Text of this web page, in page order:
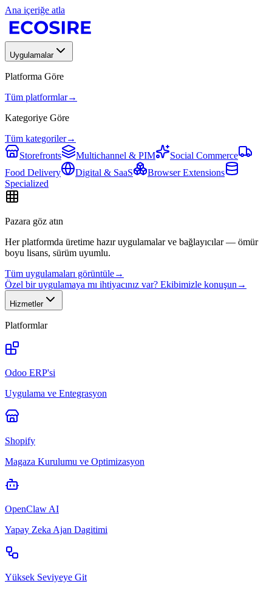
Ana içeriğe atla
Uygulamalar
Platforma Göre
Tüm platformlar→
Kategoriye Göre
Tüm kategoriler→
Storefronts
Multichannel & PIM
Social Commerce
Food Delivery
Digital & SaaS
Browser Extensions
Specialized
Pazara göz atın
Her platformda üretime hazır uygulamalar ve bağlayıcılar — ömür
boyu lisans, sürüm uyumlu.
Tüm uygulamaları görüntüle→
Özel bir uygulamaya mı ihtiyacınız var? Ekibimizle konuşun →
Hizmetler
Platformlar
Odoo ERP'si
Uygulama ve Entegrasyon
Shopify
Magaza Kurulumu ve Optimizasyon
OpenClaw AI
Yapay Zeka Ajan Dagitimi
Yüksek Seviyeye Git